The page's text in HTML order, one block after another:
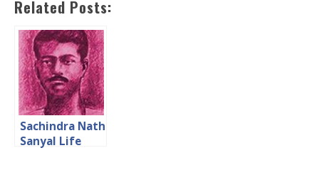
Related Posts:
Sachindra Nath
Sanyal Life